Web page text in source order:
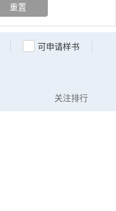
重置
可申请样书
关注排行